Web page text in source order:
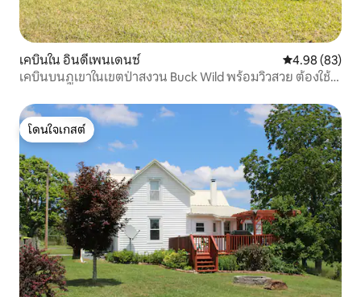
เคบินใน อินดีเพนเดนซ์ คะแนนเฉลี่ย
4.98 (83)
เคบินบนภูเขาในเขตป่าสงวน Buck Wild พร้อมวิวสวย ต้องใช้
โดนใจเกสต์
โดนใจเกสต์